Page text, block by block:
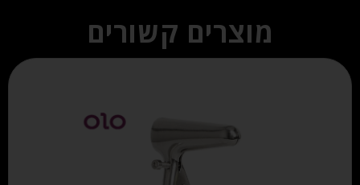
מוצרים קשורים